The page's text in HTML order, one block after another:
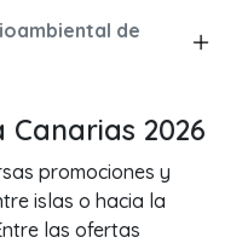
de
Canarias 2026
promociones y
islas o hacia la
las ofertas